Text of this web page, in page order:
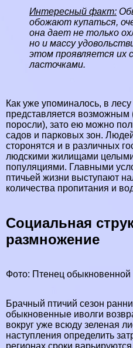
Интересный факт:
обожают купаться,
она дает не только
но и массу
этом проявляется их
ласточками.
Как уже упоминалось, в
представляется возможным
поросли), зато ею можно
садов и парковых зон.
сторонятся и в различных
людскими жилищами
популяциями. Главными
птичьей жизни выступают
количества пропитания и
Социальная
размножение
Фото: Птенец обыкновенной
Брачный птичий сезон
обыкновенные иволги
вокруг уже всюду зеленая
наступления определить
регионах сроки